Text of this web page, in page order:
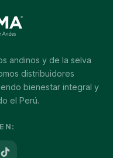
andinos y de la selva
distribuidores
bienestar integral y
el Perú.